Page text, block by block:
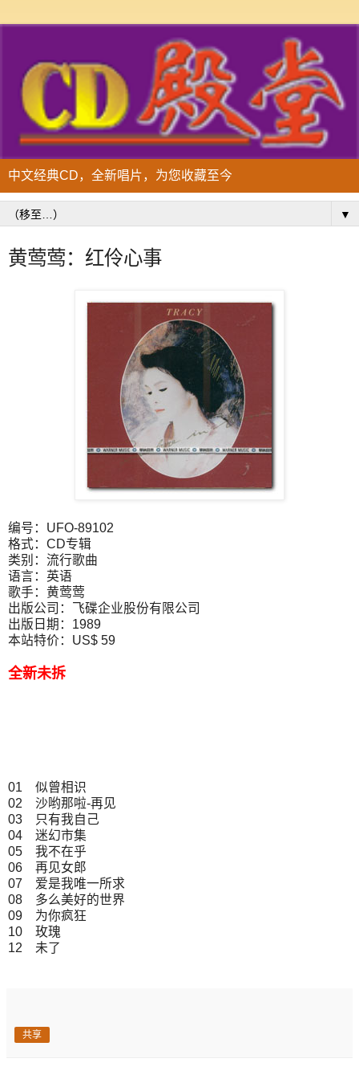
中文经典CD，全新唱片，为您收藏至今
▼
黄莺莺：红伶心事
编号：UFO-89102
格式：CD专辑
类别：流行歌曲
语言：英语
歌手：黄莺莺
出版公司：飞碟企业股份有限公司
出版日期：1989
本站特价：US$ 59
全新未拆
01 似曾相识
02 沙哟那啦-再见
03 只有我自己
04 迷幻市集
05 我不在乎
06 再见女郎
07 爱是我唯一所求
08 多么美好的世界
09 为你疯狂
10 玫瑰
12 未了
共享